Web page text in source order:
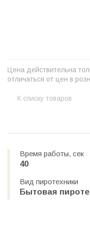
Цена действительна
отличаться от цен в
К списку товаров
Время работы, сек
40
Вид пиротехники
Бытовая